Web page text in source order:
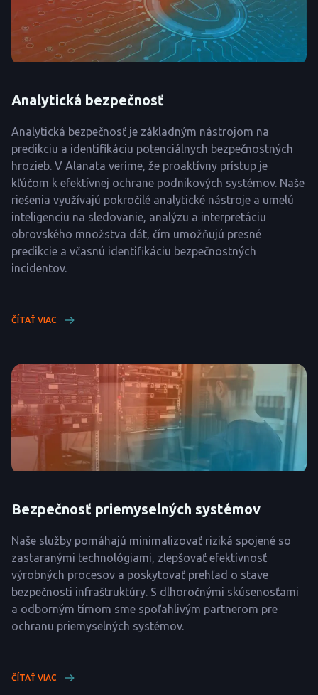
Analytická bezpečnosť
Analytická bezpečnosť je základným nástrojom na
predikciu a identifikáciu potenciálnych bezpečnostných
hrozieb. V Alanata veríme, že proaktívny prístup je
kľúčom k efektívnej ochrane podnikových systémov. Naše
riešenia využívajú pokročilé analytické nástroje a umelú
inteligenciu na sledovanie, analýzu a interpretáciu
obrovského množstva dát, čím umožňujú presné
predikcie a včasnú identifikáciu bezpečnostných
incidentov.
ČÍTAŤ VIAC
Bezpečnosť priemyselných systémov
Naše služby pomáhajú minimalizovať riziká spojené so
zastaranými technológiami, zlepšovať efektívnosť
výrobných procesov a poskytovať prehľad o stave
bezpečnosti infraštruktúry. S dlhoročnými skúsenosťami
a odborným tímom sme spoľahlivým partnerom pre
ochranu priemyselných systémov.
ČÍTAŤ VIAC